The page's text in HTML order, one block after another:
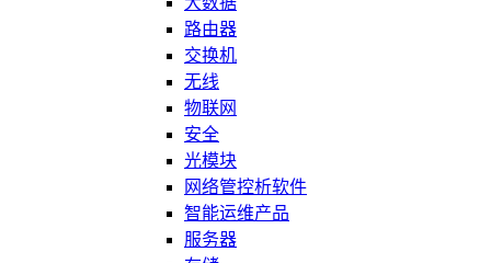
路由器
交换机
无线
物联网
安全
光模块
网络管控析软件
智能运维产品
服务器